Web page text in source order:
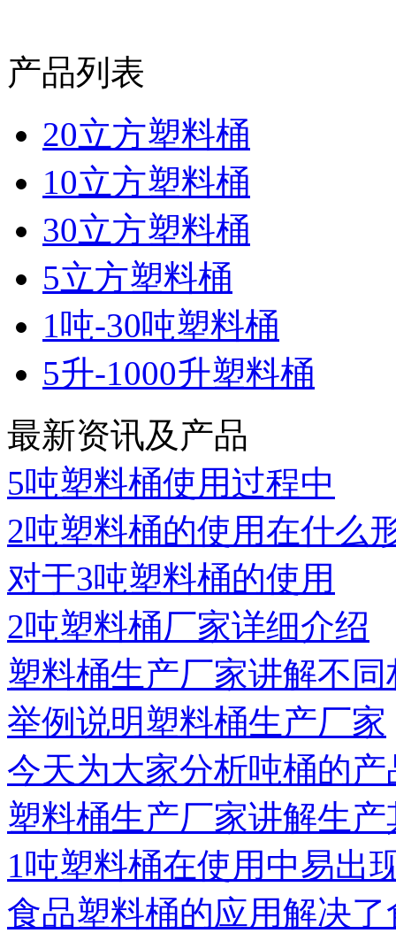
产品列表
20立方塑料桶
10立方塑料桶
30立方塑料桶
5立方塑料桶
1吨-30吨塑料桶
5升-1000升塑料桶
最新资讯及产品
5吨塑料桶使用过程中
2吨塑料桶的使用在什么
对于3吨塑料桶的使用
2吨塑料桶厂家详细介绍
塑料桶生产厂家讲解不同
举例说明塑料桶生产厂家
今天为大家分析吨桶的
塑料桶生产厂家讲解生产
1吨塑料桶在使用中易出
食品塑料桶的应用解决